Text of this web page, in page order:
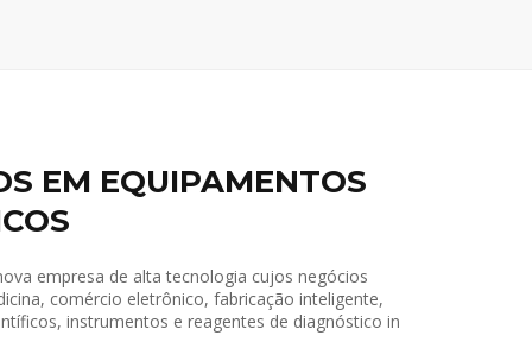
EM EQUIPAMENTOS
empresa de alta tecnologia cujos negócios
comércio eletrônico, fabricação inteligente,
instrumentos e reagentes de diagnóstico in